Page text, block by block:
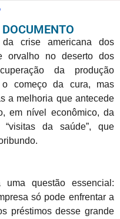
crise americana dos
orvalho no deserto dos
da produção
começo da cura, mas
a melhoria que antecede
em nível econômico, da
da saúde”, que
questão essencial:
só pode enfrentar a
préstimos desse grande